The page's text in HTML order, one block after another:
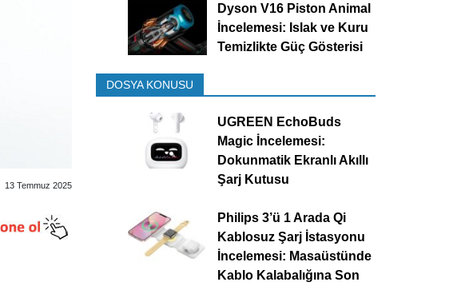
13 Temmuz 2025
Dyson V16 Piston Animal
İncelemesi: Islak ve Kuru
Temizlikte Güç Gösterisi
DOSYA KONUSU
UGREEN EchoBuds
Magic İncelemesi:
Dokunmatik Ekranlı Akıllı
Şarj Kutusu
Philips 3’ü 1 Arada Qi
Kablosuz Şarj İstasyonu
İncelemesi: Masaüstünde
Kablo Kalabalığına Son